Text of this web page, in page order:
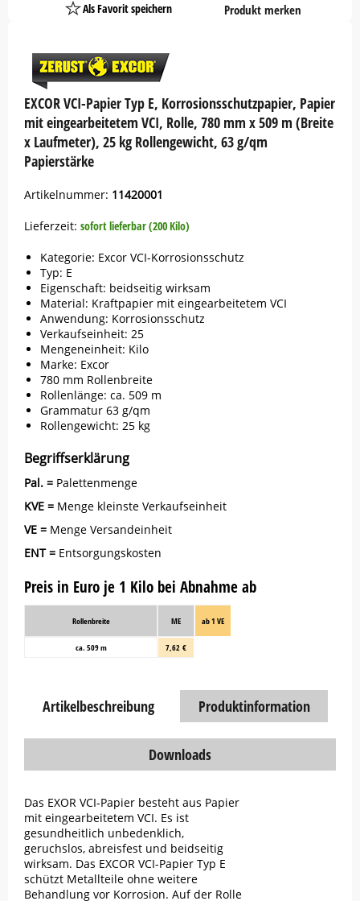
EXCOR VCI-Papier Typ E, Korrosionsschutzpapier, Papier
mit eingearbeitetem VCI, Rolle, 780 mm x 509 m (Breite
x Laufmeter), 25 kg Rollengewicht, 63 g/qm
Papierstärke
Artikelnummer: 11420001
Lieferzeit: sofort lieferbar (200 Kilo)
Kategorie: Excor VCI-Korrosionsschutz
Typ: E
Eigenschaft: beidseitig wirksam
Material: Kraftpapier mit eingearbeitetem VCI
Anwendung: Korrosionsschutz
Verkaufseinheit: 25
Mengeneinheit: Kilo
Marke: Excor
780 mm Rollenbreite
Rollenlänge: ca. 509 m
Grammatur 63 g/qm
Rollengewicht: 25 kg
Begriffserklärung
Pal. = Palettenmenge
KVE = Menge kleinste Verkaufseinheit
VE = Menge Versandeinheit
ENT = Entsorgungskosten
Preis in Euro je 1 Kilo bei Abnahme ab
Rollenbreite ME ab 1 VE
ca. 509 m 7,62 €
Artikelbeschreibung Produktinformation
Downloads
Das EXOR VCI-Papier besteht aus Papier
mit eingearbeitetem VCI. Es ist
gesundheitlich unbedenklich,
geruchslos, abreisfest und beidseitig
wirksam. Das EXCOR VCI-Papier Typ E
schützt Metallteile ohne weitere
Behandlung vor Korrosion. Auf der Rolle
Als Favorit speichern
PlatzhalterProdukt merken